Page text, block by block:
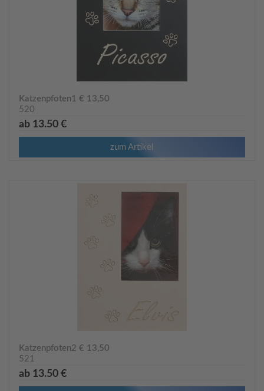
Katzenpfoten1 € 13,50
520
ab 13.50 €
zum Artikel
Katzenpfoten2 € 13,50
521
ab 13.50 €